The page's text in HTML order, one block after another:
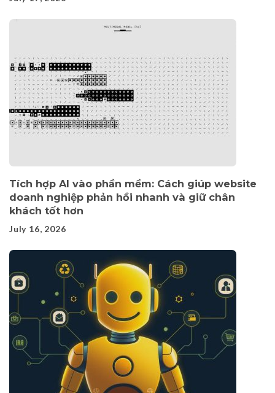
Tích hợp AI vào phần mềm: Cách giúp website
doanh nghiệp phản hồi nhanh và giữ chân
khách tốt hơn
July 16, 2026